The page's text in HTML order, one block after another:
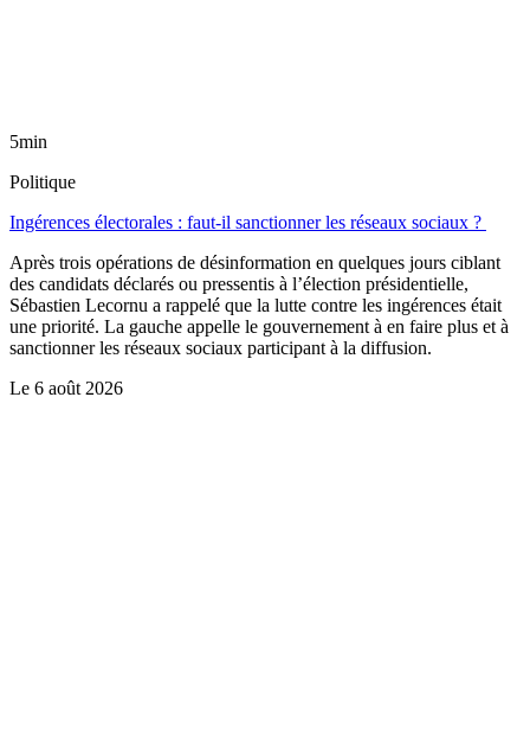
5min
Politique
Ingérences électorales : faut-il sanctionner les réseaux sociaux ?
Après trois opérations de désinformation en quelques jours ciblant
des candidats déclarés ou pressentis à l’élection présidentielle,
Sébastien Lecornu a rappelé que la lutte contre les ingérences était
une priorité. La gauche appelle le gouvernement à en faire plus et à
sanctionner les réseaux sociaux participant à la diffusion.
Le 6 août 2026